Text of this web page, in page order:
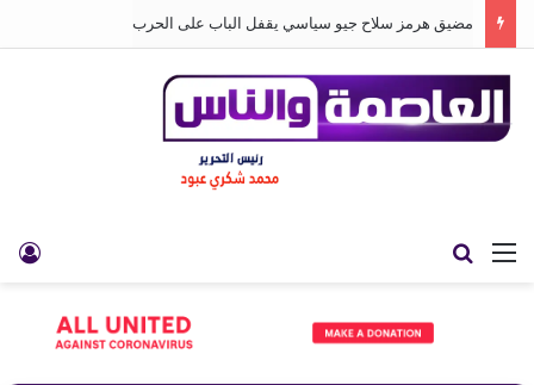
مضيق هرمز سلاح جيو سياسي يقفل الباب على الحرب
القائمة